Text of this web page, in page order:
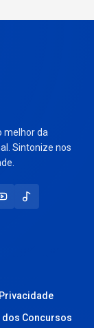
melhor da
Sintonize nos
dos Concursos